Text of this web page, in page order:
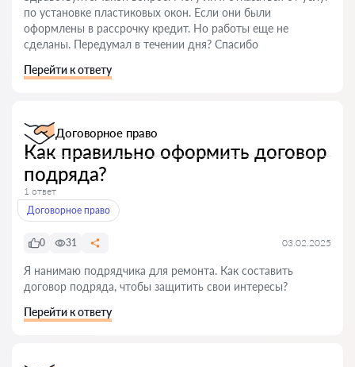
по установке пластиковых окон. Если они были
оформлены в рассрочку кредит. Но работы еще не
сделаны. Передумал в течении дня? Спасибо
Перейти к ответу
Договорное право
Как правильно оформить договор
подряда?
1 ответ
Договорное право
0 31 03.02.2025
Я нанимаю подрядчика для ремонта. Как составить
договор подряда, чтобы защитить свои интересы?
Перейти к ответу